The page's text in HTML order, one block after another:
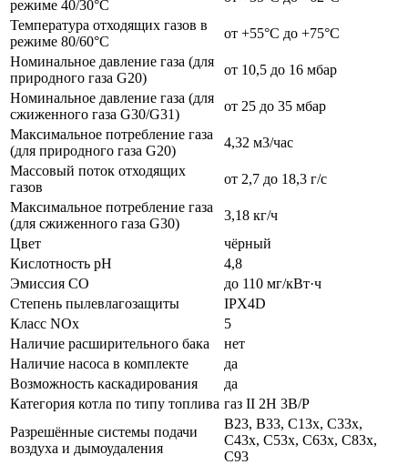
режиме 40/30°C
Температура отходящих газов в
режиме 80/60°C
от +55°C до +75°C
Номинальное давление газа (для
природного газа G20)
от 10,5 до 16 мбар
Номинальное давление газа (для
сжиженного газа G30/G31)
от 25 до 35 мбар
Максимальное потребление газа
(для природного газа G20)
4,32 м3/час
Массовый поток отходящих
газов
от 2,7 до 18,3 г/с
Максимальное потребление газа
(для сжиженного газа G30)
3,18 кг/ч
Цвет
чёрный
Кислотность pH
4,8
Эмиссия CO
до 110 мг/кВт·ч
Степень пылевлагозащиты
IPX4D
Класс NOx
5
Наличие расширительного бака
нет
Наличие насоса в комплекте
да
Возможность каскадирования
да
Категория котла по типу топлива газ II 2H 3B/P
Разрешённые системы подачи
воздуха и дымоудаления
B23, B33, C13x, C33x,
C43x, C53x, C63x, С83x,
C93